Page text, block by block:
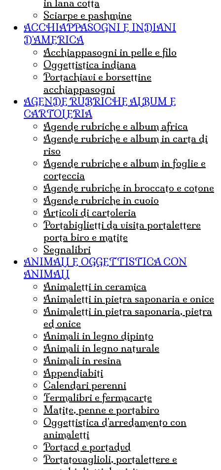
in lana cotta
sciarpe e pashmine
ACCHIAPPASOGNI E INDIANI
D'AMERICA
acchiappasogni in pelle e filo
Oggettistica indiana
Portachiavi e borsettine
acchiappasogni
AGENDE RUBRICHE ALBUM E
CARTOLERIA
agende rubriche e album africa
agende rubriche e album in carta di
riso
agende rubriche e album in foglie e
corteccia
agende rubriche in broccato e cotone
agende rubriche in cuoio
articoli di cartoleria
portabiglietti da visita portalettere
porta biro e matite
Segnalibri
ANIMALI E OGGETTISTICA CON
ANIMALI
animaletti in ceramica
animaletti in pietra saponaria e onice
Animaletti in pietra saponaria, pietra
ed onice
animali in legno dipinto
animali in legno naturale
animali in resina
appendiabiti
calendari perenni
fermalibri e fermacarte
matite, penne e portabiro
oggettistica d'arredamento con
animaletti
portacd e portadvd
portatovaglioli, portalettere e